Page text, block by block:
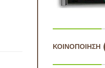
ΚΟΙΝΟΠΟΙΗΣΗ